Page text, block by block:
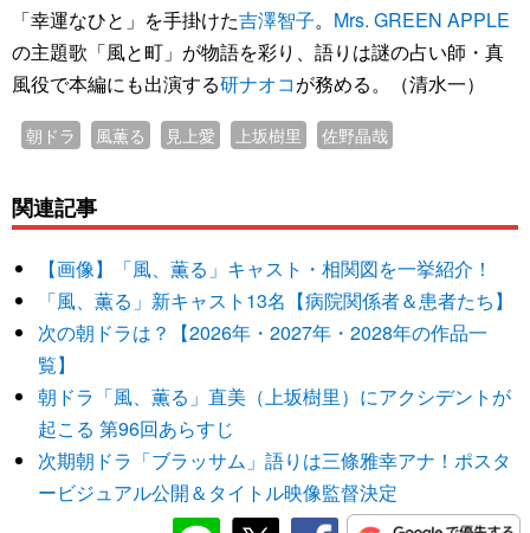
「幸運なひと」を手掛けた吉澤智子。 Mrs. GREEN APPLE
の主題歌「風と町」が物語を彩り、語りは謎の占い師・真
風役で本編にも出演する研ナオコが務める。（清水一）
朝ドラ 風薫る 見上愛 上坂樹里 佐野晶哉
関連記事
【画像】「風、薫る」キャスト・相関図を一挙紹介！
「風、薫る」新キャスト13名【病院関係者＆患者たち】
次の朝ドラは？【2026年・2027年・2028年の作品一
覧】
朝ドラ「風、薫る」直美（上坂樹里）にアクシデントが
起こる 第96回あらすじ
次期朝ドラ「ブラッサム」語りは三條雅幸アナ！ポスタ
ービジュアル公開＆タイトル映像監督決定